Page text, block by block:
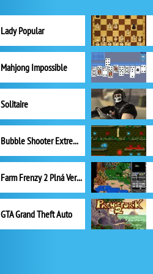
Lady Popular
Mahjong Impossible
Solitaire
Bubble Shooter Extreme
Farm Frenzy 2 Plná Verze
GTA Grand Theft Auto